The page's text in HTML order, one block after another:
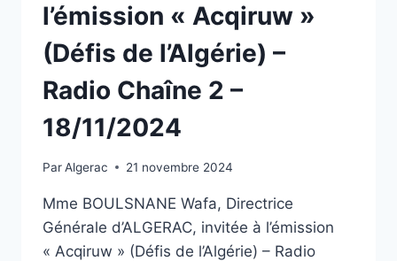
l’émission « Acqiruw »
(Défis de l’Algérie) –
Radio Chaîne 2 –
18/11/2024
ParAlgerac 21 novembre 2024
Mme BOULSNANE Wafa, Directrice
Générale d’ALGERAC, invitée à l’émission
« Acqiruw » (Défis de l’Algérie) – Radio